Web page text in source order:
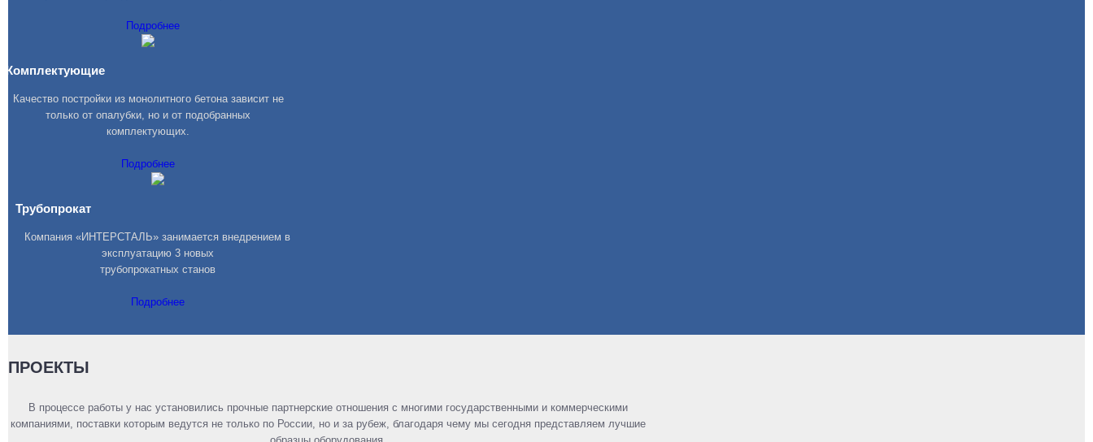
Подробнее
Комплектующие
Качество постройки из монолитного бетона зависит не
только от опалубки, но и от подобранных
комплектующих.
Подробнее
Трубопрокат
Компания «ИНТЕРСТАЛЬ» занимается внедрением в
эксплуатацию 3 новых
трубопрокатных станов
Подробнее
ПРОЕКТЫ
В процессе работы у нас установились прочные партнерские отношения с многими государственными и коммерческими
компаниями, поставки которым ведутся не только по России, но и за рубеж, благодаря чему мы сегодня представляем лучшие